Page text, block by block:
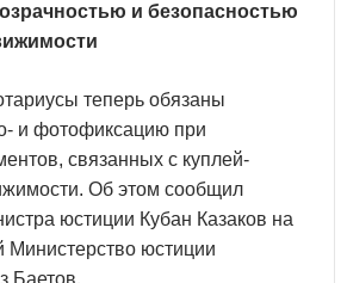
и безопасностью
теперь обязаны
и фотофиксацию при
связанных с куплей-
Об этом сообщил
юстиции Кубан Казаков на
Министерство юстиции
Баетов.